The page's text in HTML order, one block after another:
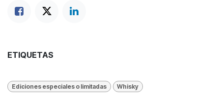
ETIQUETAS
Ediciones especiales o limitadas Whisky